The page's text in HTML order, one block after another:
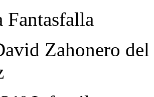
Fantasfalla
Zahonero del